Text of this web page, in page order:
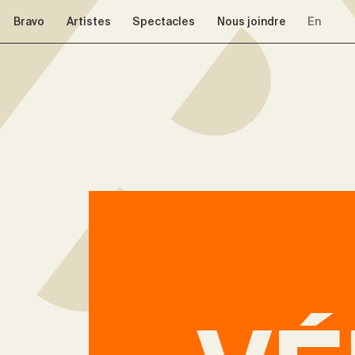
Aller à la navigation
Aller au contenu
Bravo Artistes Spectacles Nous joindre En